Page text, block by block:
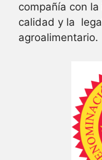
compañía con
calidad y la
agroalimentario.